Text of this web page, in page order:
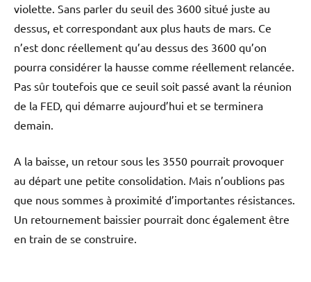
violette. Sans parler du seuil des 3600 situé juste au
dessus, et correspondant aux plus hauts de mars. Ce
n’est donc réellement qu’au dessus des 3600 qu’on
pourra considérer la hausse comme réellement relancée.
Pas sûr toutefois que ce seuil soit passé avant la réunion
de la FED, qui démarre aujourd’hui et se terminera
demain.
A la baisse, un retour sous les 3550 pourrait provoquer
au départ une petite consolidation. Mais n’oublions pas
que nous sommes à proximité d’importantes résistances.
Un retournement baissier pourrait donc également être
en train de se construire.